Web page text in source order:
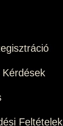
Feltételek